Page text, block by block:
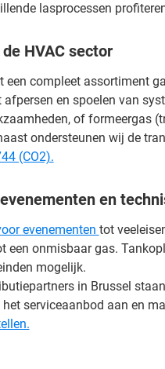
lasprocessen
HVAC sector
een compleet assortiment
en spoelen van
of formeergas
ondersteunen wij de
(CO2).
en
evenementen tot
een onmisbaar gas.
mogelijk.
in Brussel
serviceaanbod aan en